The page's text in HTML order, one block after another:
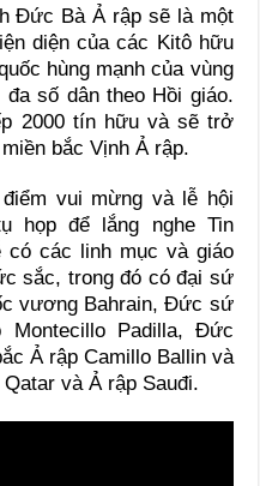
Đức Bà Ả rập sẽ là một
diện của các Kitô hữu
hùng mạnh của vùng
số dân theo Hồi giáo.
2000 tín hữu và sẽ trở
bắc Vịnh Ả rập.
vui mừng và lễ hội
họp để lắng nghe Tin
có các linh mục và giáo
sắc, trong đó có đại sứ
vương Bahrain, Đức sứ
Montecillo Padilla, Đức
Ả rập Camillo Ballin và
và Ả rập Sauđi.